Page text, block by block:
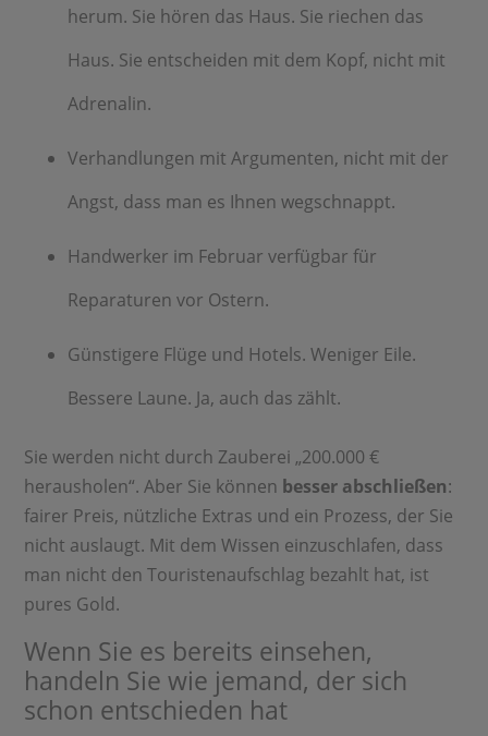
herum. Sie hören das Haus. Sie riechen das
Haus. Sie entscheiden mit dem Kopf, nicht mit
Adrenalin.
Verhandlungen mit Argumenten, nicht mit der
Angst, dass man es Ihnen wegschnappt.
Handwerker im Februar verfügbar für
Reparaturen vor Ostern.
Günstigere Flüge und Hotels. Weniger Eile.
Bessere Laune. Ja, auch das zählt.
Sie werden nicht durch Zauberei „200.000 €
herausholen“. Aber Sie können besser abschließen:
fairer Preis, nützliche Extras und ein Prozess, der Sie
nicht auslaugt. Mit dem Wissen einzuschlafen, dass
man nicht den Touristenaufschlag bezahlt hat, ist
pures Gold.
Wenn Sie es bereits einsehen,
handeln Sie wie jemand, der sich
schon entschieden hat